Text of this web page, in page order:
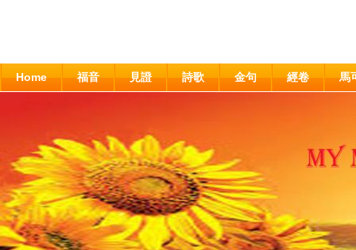
Home 福音 見證 詩歌 金句 經卷 馬